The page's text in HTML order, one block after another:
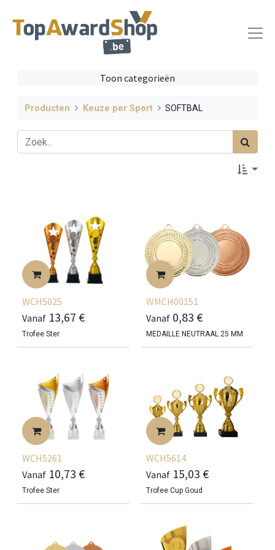
Toon categorieën
Producten Keuze per Sport SOFTBAL
WCH5025
Vanaf 13,67 €
Trofee Ster
WMCH00151
Vanaf 0,83 €
MEDAILLE NEUTRAAL 25 MM
WCH5261
Vanaf 10,73 €
Trofee Ster
WCH5614
Vanaf 15,03 €
Trofee Cup Goud